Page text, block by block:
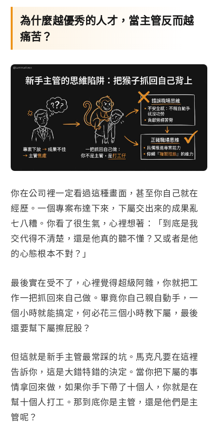
為什麼越優秀的人才，當主管反而越
痛苦？
你在公司裡一定看過這種畫面，甚至你自己就在
經歷。一個專案布達下來，下屬交出來的成果亂
七八糟。你看了很生氣，心裡想著：「到底是我
交代得不清楚，還是他真的聽不懂？又或者是他
的心態根本不對？」
最後實在受不了，心裡覺得超級阿雜，你就把工
作一把抓回來自己做。畢竟你自己親自動手，一
個小時就能搞定，何必花三個小時教下屬，最後
還要幫下屬擦屁股？
但這就是新手主管最常踩的坑。馬克凡要在這裡
告訴你，這是大錯特錯的決定。當你把下屬的事
情拿回來做，如果你手下帶了十個人，你就是在
幫十個人打工。那到底你是主管，還是他們是主
管呢？